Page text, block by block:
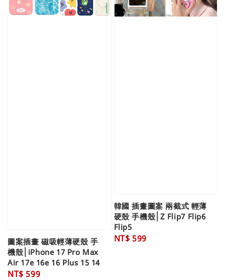
圖案插畫 磁吸輕薄硬殼 手
機殼│iPhone 17 Pro Max
Air 17e 16e 16 Plus 15 14
Regular
NT$ 599
韓國 插畫圖案 兩截式 輕薄
硬殼 手機殼│Z Flip7 Flip6
Flip5
Regular
NT$ 599